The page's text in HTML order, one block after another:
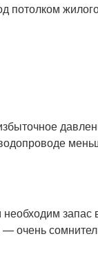
потолком
запас
— очень